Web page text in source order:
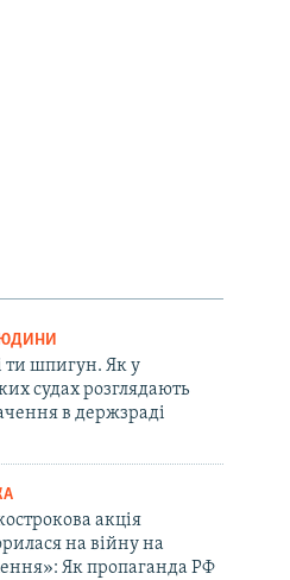
ти шпигун. Як у
судах розглядають
в держзраді
акція
на війну на
Як пропаганда РФ